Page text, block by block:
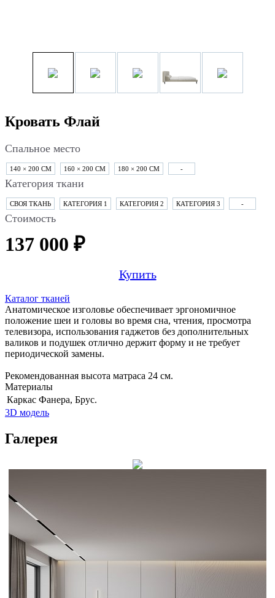
Кровать Флай
Спальное место
140 × 200 СМ 160 × 200 СМ 180 × 200 СМ -
Категория ткани
СВОЯ ТКАНЬ КАТЕГОРИЯ 1 КАТЕГОРИЯ 2 КАТЕГОРИЯ 3 -
Стоимость
137 000 ₽
Купить
Каталог тканей
Анатомическое изголовье обеспечивает эргономичное
положение шеи и головы во время сна, чтения, просмотра
телевизора, использования гаджетов без дополнительных
валиков и подушек отлично держит форму и не требует
периодической замены.
Рекомендованная высота матраса 24 см.
Материалы
Каркас Фанера, Брус.
3D модель
Галерея